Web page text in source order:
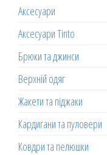
Аксесуари
Аксесуари Tinto
Брюки та джинси
Верхній одяг
Жакети та піджаки
Кардигани та пуловери
Ковдри та пелюшки